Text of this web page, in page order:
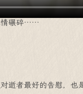
情碾碎……
者最好的告慰，也